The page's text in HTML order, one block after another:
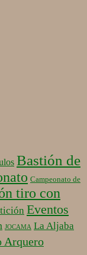
Bastión de
Campeonato de
tiro con
Eventos
JOCAMA La Aljaba
Arquero